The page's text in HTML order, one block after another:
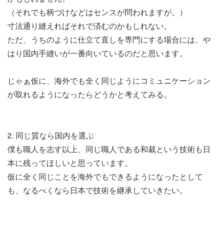
（それでも柄づけなどはセンスが問われますが。）
寸法通り縫えればそれで済むのかもしれない。
ただ、うちのように仕立て直しを専門にする場合には、や
はり国内手縫いが一番向いているのだと思います。
じゃぁ仮に、海外でも全く同じようにコミュニケーション
が取れるようになったらどうかと考えてみる。
2. 同じ質なら国内を選ぶ
僕も職人を志す以上、同じ職人である和裁という技術も日
本に残ってほしいと思っています。
仮に全く同じことを海外でもできるようになったとして
も、なるべくなら日本で技術を継承していきたい。